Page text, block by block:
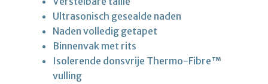
Ultrasonisch gesealde naden
Naden volledig getapet
Binnenvak met rits
Isolerende donsvrije Thermo-Fibre™
vulling